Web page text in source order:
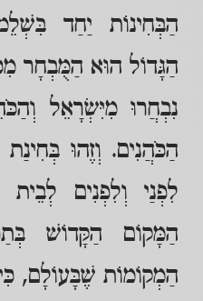
הַבְּחִינוֹת יַחַד
הַגָּדוֹל הוּא הַמֻּבְחָר
נִבְחֲרוּ מִיִּשְׂרָאֵל
הַכֹּהֲנִים. וְזֶהוּ
לִפְנַי וְלִפְנִים
הַמָּקוֹם הַקָּדוֹשׁ
הַמְקוֹמוֹת שֶׁבָּעוֹלָם,